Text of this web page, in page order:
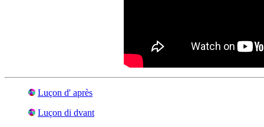
Luçon d' après
Luçon di dvant